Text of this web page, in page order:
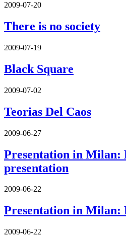
2009-07-20
There is no society
2009-07-19
Black Square
2009-07-02
Teorias Del Caos
2009-06-27
Presentation in Milan:
presentation
2009-06-22
Presentation in Milan:
2009-06-22